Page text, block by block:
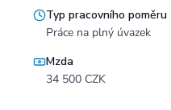
Typ pracovního poměru
Práce na plný úvazek
Mzda
34 500 CZK